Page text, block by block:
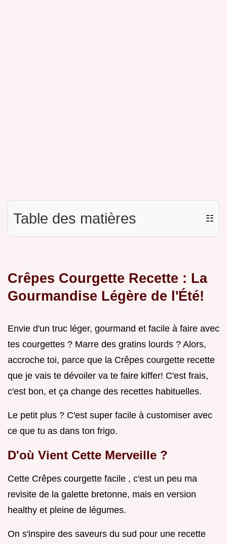
Table des matières ☷
Crêpes Courgette Recette : La
Gourmandise Légère de l'Été!
Envie d'un truc léger, gourmand et facile à faire avec
tes courgettes ? Marre des gratins lourds ? Alors,
accroche toi, parce que la Crêpes courgette recette
que je vais te dévoiler va te faire kiffer! C'est frais,
c'est bon, et ça change des recettes habituelles.
Le petit plus ? C'est super facile à customiser avec
ce que tu as dans ton frigo.
D'où Vient Cette Merveille ?
Cette Crêpes courgette facile , c'est un peu ma
revisite de la galette bretonne, mais en version
healthy et pleine de légumes.
On s'inspire des saveurs du sud pour une recette